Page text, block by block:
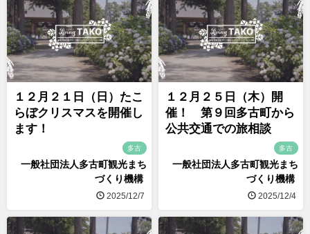
１２月２１日（日）たこ
らぼクリスマスを開催し
ます！
多古
一般社団法人多古町観光まち
づくり機構
2025/12/7
１２月２５日（木）開
催！ 第９回多古町から
公共交通での旅相談
多古
一般社団法人多古町観光まち
づくり機構
2025/12/4